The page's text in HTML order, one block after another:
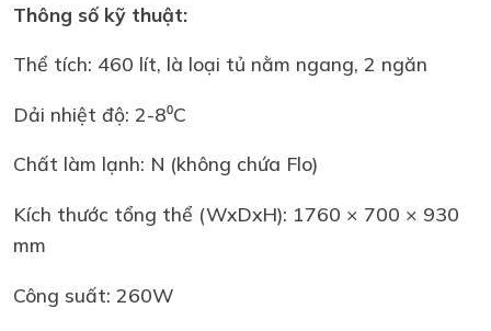
Thông số kỹ thuật:
Thể tích: 460 lít, là loại tủ nằm ngang, 2 ngăn
Dải nhiệt độ: 2-8⁰C
Chất làm lạnh: N (không chứa Flo)
Kích thước tổng thể (WxDxH): 1760 × 700 × 930
mm
Công suất: 260W